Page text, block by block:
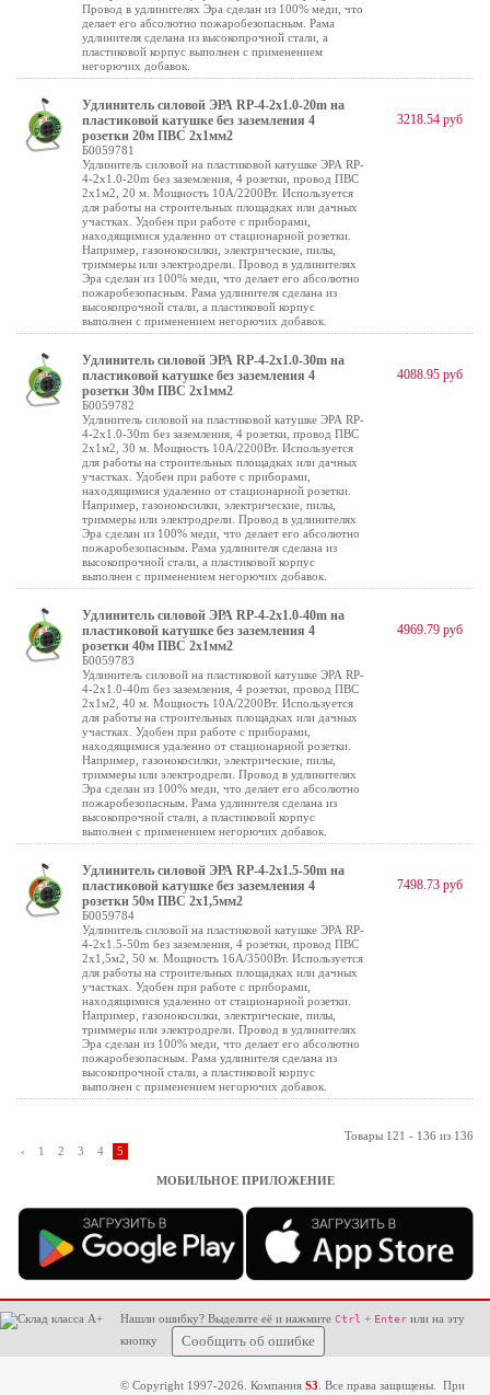
Провод в удлинителях Эра сделан из 100% меди, что
делает его абсолютно пожаробезопасным. Рама
удлинителя сделана из высокопрочной стали, а
пластиковой корпус выполнен с применением
негорючих добавок.
Удлинитель силовой ЭРА RP-4-2x1.0-20m на
пластиковой катушке без заземления 4
розетки 20м ПВС 2х1мм2
Б0059781
Удлинитель силовой на пластиковой катушке ЭРА RP-
4-2x1.0-20m без заземления, 4 розетки, провод ПВС
2х1м2, 20 м. Мощность 10А/2200Вт. Используется
для работы на строительных площадках или дачных
участках. Удобен при работе с приборами,
находящимися удаленно от стационарной розетки.
Например, газонокосилки, электрические, пилы,
триммеры или электродрели. Провод в удлинителях
Эра сделан из 100% меди, что делает его абсолютно
пожаробезопасным. Рама удлинителя сделана из
высокопрочной стали, а пластиковой корпус
выполнен с применением негорючих добавок.
3218.54 руб
Удлинитель силовой ЭРА RP-4-2x1.0-30m на
пластиковой катушке без заземления 4
розетки 30м ПВС 2х1мм2
Б0059782
Удлинитель силовой на пластиковой катушке ЭРА RP-
4-2x1.0-30m без заземления, 4 розетки, провод ПВС
2х1м2, 30 м. Мощность 10А/2200Вт. Используется
для работы на строительных площадках или дачных
участках. Удобен при работе с приборами,
находящимися удаленно от стационарной розетки.
Например, газонокосилки, электрические, пилы,
триммеры или электродрели. Провод в удлинителях
Эра сделан из 100% меди, что делает его абсолютно
пожаробезопасным. Рама удлинителя сделана из
высокопрочной стали, а пластиковой корпус
выполнен с применением негорючих добавок.
4088.95 руб
Удлинитель силовой ЭРА RP-4-2x1.0-40m на
пластиковой катушке без заземления 4
розетки 40м ПВС 2х1мм2
Б0059783
Удлинитель силовой на пластиковой катушке ЭРА RP-
4-2x1.0-40m без заземления, 4 розетки, провод ПВС
2х1м2, 40 м. Мощность 10А/2200Вт. Используется
для работы на строительных площадках или дачных
участках. Удобен при работе с приборами,
находящимися удаленно от стационарной розетки.
Например, газонокосилки, электрические, пилы,
триммеры или электродрели. Провод в удлинителях
Эра сделан из 100% меди, что делает его абсолютно
пожаробезопасным. Рама удлинителя сделана из
высокопрочной стали, а пластиковой корпус
выполнен с применением негорючих добавок.
4969.79 руб
Удлинитель силовой ЭРА RP-4-2x1.5-50m на
пластиковой катушке без заземления 4
розетки 50м ПВС 2х1,5мм2
Б0059784
Удлинитель силовой на пластиковой катушке ЭРА RP-
4-2x1.5-50m без заземления, 4 розетки, провод ПВС
2х1,5м2, 50 м. Мощность 16А/3500Вт. Используется
для работы на строительных площадках или дачных
участках. Удобен при работе с приборами,
находящимися удаленно от стационарной розетки.
Например, газонокосилки, электрические, пилы,
триммеры или электродрели. Провод в удлинителях
Эра сделан из 100% меди, что делает его абсолютно
пожаробезопасным. Рама удлинителя сделана из
высокопрочной стали, а пластиковой корпус
выполнен с применением негорючих добавок.
7498.73 руб
Товары 121 - 136 из 136
‹
1 2 3 4 5
МОБИЛЬНОЕ ПРИЛОЖЕНИЕ
Нашли ошибку? Выделите её и нажмите Ctrl + Enter или на эту
кнопку
Сообщить об ошибке
© Copyright 1997-2026. Компания S3 . Все права защищены. При